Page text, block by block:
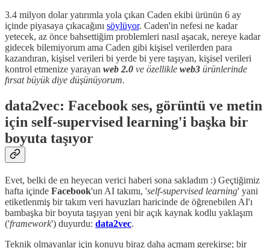
3.4 milyon dolar yatırımla yola çıkan Caden ekibi ürünün 6 ay
içinde piyasaya çıkacağını söylüyor. Caden'in nefesi ne kadar
yetecek, az önce bahsettiğim problemleri nasıl aşacak, nereye kadar
gidecek bilemiyorum ama Caden gibi kişisel verilerden para
kazandıran, kişisel verileri bi yerde bi yere taşıyan, kişisel verileri
kontrol etmenize yarayan web 2.0 ve özellikle web3 ürünlerinde
fırsat büyük diye düşünüyorum.
data2vec: Facebook ses, görüntü ve metin
için self-supervised learning'i başka bir
boyuta taşıyor
Evet, belki de en heyecan verici haberi sona sakladım :) Geçtiğimiz
hafta içinde Facebook'un AI takımı, 'self-supervised learning' yani
etiketlenmiş bir takım veri havuzları haricinde de öğrenebilen AI'ı
bambaşka bir boyuta taşıyan yeni bir açık kaynak kodlu yaklaşım
('framework') duyurdu: data2vec.
Teknik olmayanlar için konuyu biraz daha açmam gerekirse; bir